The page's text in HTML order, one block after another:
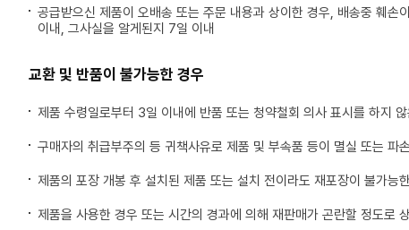
공급받으신 제품이 오배송 또는 주문 내용과 상이한 경우, 배송중 훼
이내, 그사실을 알게된지 7일 이내
교환 및 반품이 불가능한 경우
제품 수령일로부터 3일 이내에 반품 또는 청약철회 의사 표시를 하지
구매자의 취급부주의 등 귀책사유로 제품 및 부속품 등이 멸실 또는 파
제품의 포장 개봉 후 설치된 제품 또는 설치 전이라도 재포장이 불가능
제품을 사용한 경우 또는 시간의 경과에 의해 재판매가 곤란할 정도로